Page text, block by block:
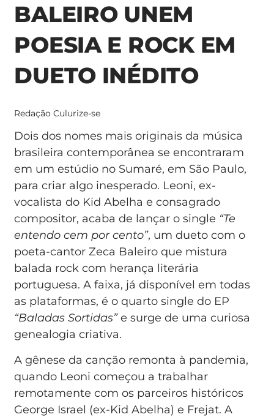
BALEIRO UNEM
POESIA E ROCK EM
DUETO INÉDITO
Redação Culurize-se
Dois dos nomes mais originais da música
brasileira contemporânea se encontraram
em um estúdio no Sumaré, em São Paulo,
para criar algo inesperado. Leoni, ex-
vocalista do Kid Abelha e consagrado
compositor, acaba de lançar o single “Te
entendo cem por cento”, um dueto com o
poeta-cantor Zeca Baleiro que mistura
balada rock com herança literária
portuguesa. A faixa, já disponível em todas
as plataformas, é o quarto single do EP
“Baladas Sortidas”e surge de uma curiosa
genealogia criativa.
A gênese da canção remonta à pandemia,
quando Leoni começou a trabalhar
remotamente com os parceiros históricos
George Israel (ex-Kid Abelha) e Frejat. A